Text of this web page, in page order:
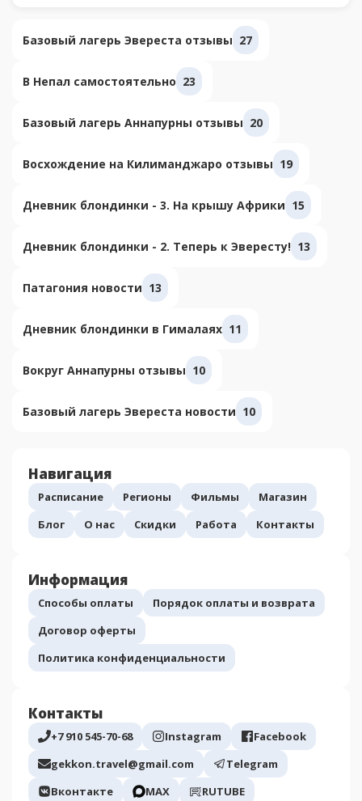
Базовый лагерь Эвереста отзывы 27
В Непал самостоятельно 23
Базовый лагерь Аннапурны отзывы 20
Восхождение на Килиманджаро отзывы 19
Дневник блондинки - 3. На крышу Африки 15
Дневник блондинки - 2. Теперь к Эвересту! 13
Патагония новости 13
Дневник блондинки в Гималаях 11
Вокруг Аннапурны отзывы 10
Базовый лагерь Эвереста новости 10
Навигация
Расписание Регионы Фильмы
Магазин
Блог
О нас Скидки Работа Контакты
Информация
Способы оплаты
Порядок оплаты и возврата
Договор оферты
Политика конфиденциальности
Контакты
+7 910 545-70-68 Instagram
Facebook
gekkon.travel@gmail.com
Telegram
Вконтакте
МАХ RUTUBE